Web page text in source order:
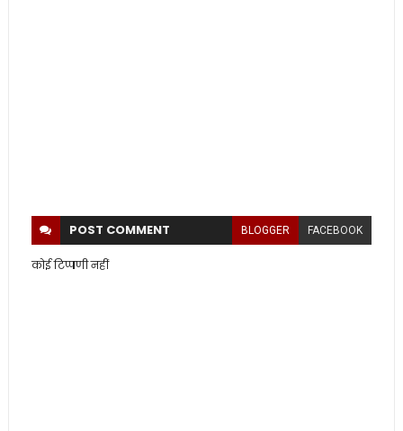
POST COMMENT BLOGGER FACEBOOK
कोई टिप्पणी नहीं